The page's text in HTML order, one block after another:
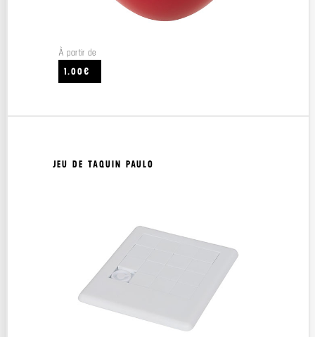
À partir de
1.00€
JEU DE TAQUIN PAULO